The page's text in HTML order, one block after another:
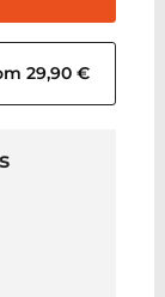
29,90 €